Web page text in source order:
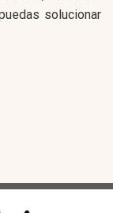
solucionar